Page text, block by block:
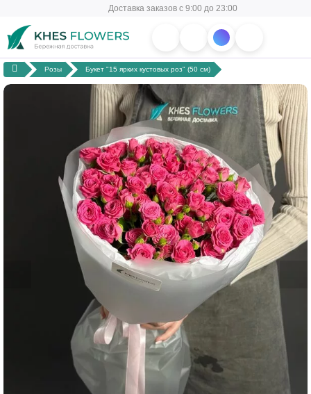
Доставка заказов с 9:00 до 23:00
Розы Букет "15 ярких кустовых роз" (50 см)